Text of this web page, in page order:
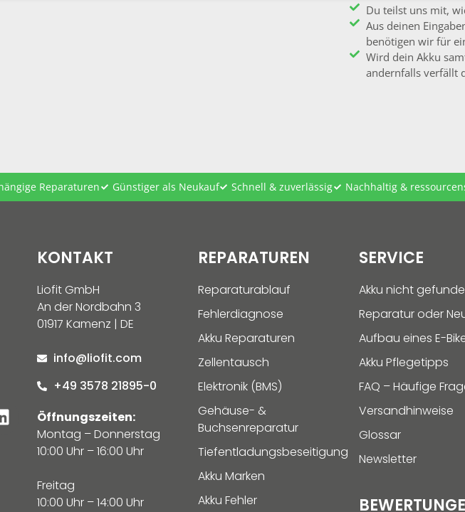
Du teilst uns mit,
Aus deinen
benötigen wir für
Wird dein Akku
andernfalls verfällt
Reparaturen Günstiger als Neukauf Schnell & zuverlässig Nachhaltig &
KONTAKT
Liofit GmbH
An der Nordbahn 3
01917 Kamenz | DE
info@liofit.com
+49 3578 21895-0
Öffnungszeiten:
Montag – Donnerstag
10:00 Uhr – 16:00 Uhr
Freitag
10:00 Uhr – 14:00 Uhr
REPARATUREN
Reparaturablauf
Fehlerdiagnose
Akku Reparaturen
Zellentausch
Elektronik (BMS)
Gehäuse- &
Buchsenreparatur
Tiefentladungsbeseitigung
Akku Marken
Akku Fehler
SERVICE
Akku nicht
Reparatur oder
Aufbau eines E-
Akku Pflegetipps
FAQ – Häufige
Versandhinweise
Glossar
Newsletter